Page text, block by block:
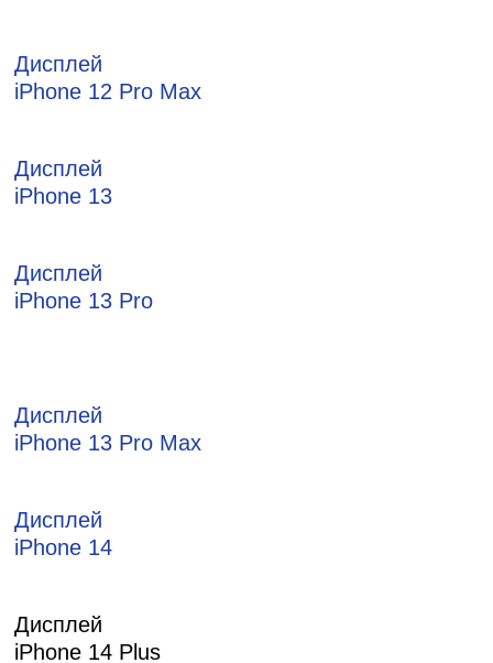
Дисплей
iPhone 12 Pro Max
Дисплей
iPhone 13
Дисплей
iPhone 13 Pro
Дисплей
iPhone 13 Pro Max
Дисплей
iPhone 14
Дисплей
iPhone 14 Plus